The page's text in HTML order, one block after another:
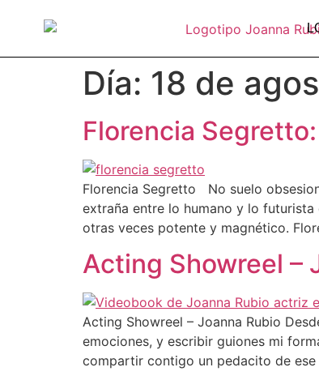
Día: 18 de
Florencia
Florencia Segretto No suelo
extraña entre lo humano y lo
otras veces potente y magnético.
Acting Showreel –
Acting Showreel – Joanna Rubio
emociones, y escribir guiones mi
compartir contigo un pedacito de